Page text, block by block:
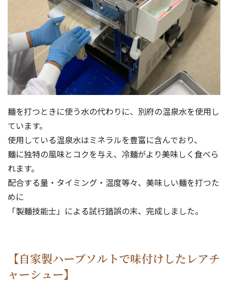
麺を打つときに使う水の代わりに、別府の温泉水を使用し
ています。
使用している温泉水はミネラルを豊富に含んでおり、
麺に独特の風味とコクを与え、冷麺がより美味しく食べら
れます。
配合する量・タイミング・温度等々、美味しい麺を打つた
めに
「製麺技能士」による試行錯誤の末、完成しました。
【自家製ハーブソルトで味付けしたレアチ
ャーシュー】